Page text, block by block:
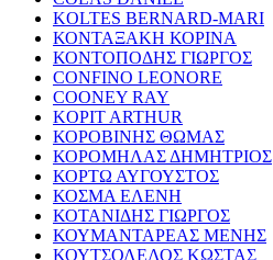
KOLTES BERNARD-MARI
ΚΟΝΤΑΞΑΚΗ ΚΟΡΙΝΑ
ΚΟΝΤΟΠΟΔΗΣ ΓΙΩΡΓΟΣ
CONFINO LEONORE
COONEY RAY
KOPIT ARTHUR
ΚΟΡΟΒΙΝΗΣ ΘΩΜΑΣ
ΚΟΡΟΜΗΛΑΣ ΔΗΜΗΤΡΙΟΣ
ΚΟΡΤΩ ΑΥΓΟΥΣΤΟΣ
ΚΟΣΜΑ ΕΛΕΝΗ
ΚΟΤΑΝΙΔΗΣ ΓΙΩΡΓΟΣ
ΚΟΥΜΑΝΤΑΡΕΑΣ ΜΕΝΗΣ
ΚΟΥΤΣΟΛΕΛΟΣ ΚΩΣΤΑΣ